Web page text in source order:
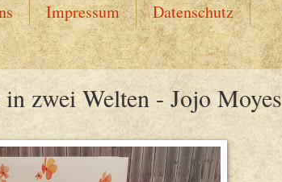
Impressum Datenschutz
zwei Welten - Jojo Moyes